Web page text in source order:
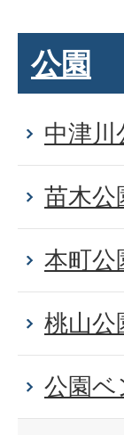
公園
中津川
苗木公
本町公
桃山公
公園